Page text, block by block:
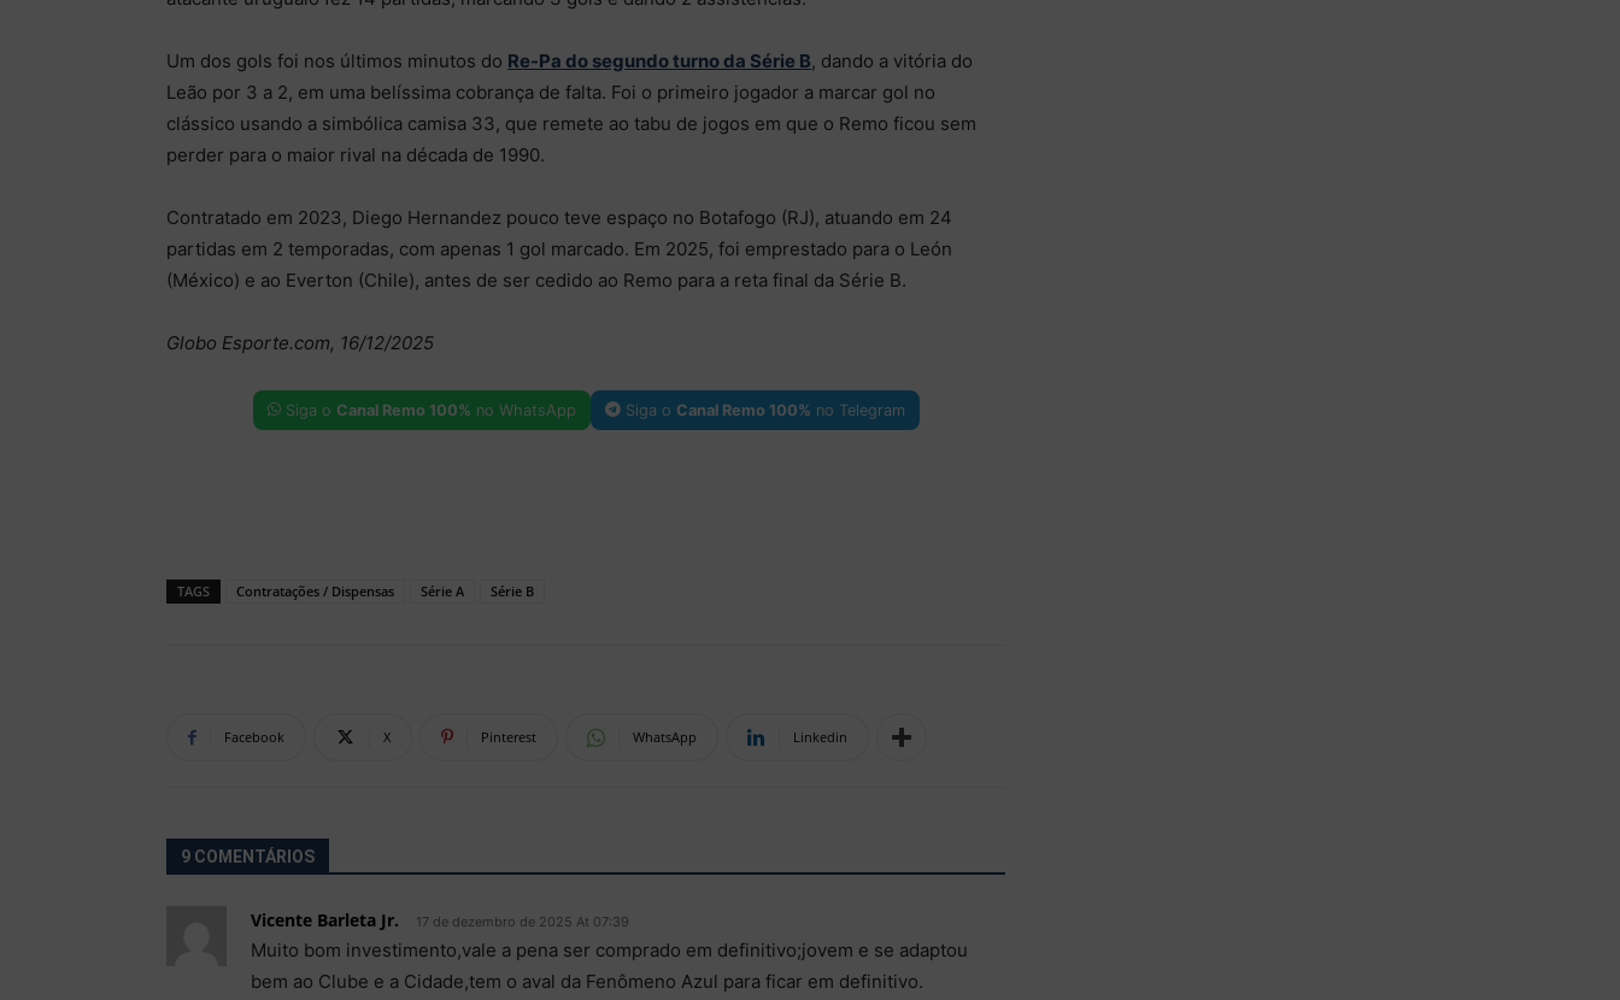
Um dos gols foi nos últimos minutos do Re-Pa do segundo turno da Série B, dando a vitória do
Leão por 3 a 2, em uma belíssima cobrança de falta. Foi o primeiro jogador a marcar gol no
clássico usando a simbólica camisa 33, que remete ao tabu de jogos em que o Remo ficou sem
perder para o maior rival na década de 1990.
Contratado em 2023, Diego Hernandez pouco teve espaço no Botafogo (RJ), atuando em 24
partidas em 2 temporadas, com apenas 1 gol marcado. Em 2025, foi emprestado para o León
(México) e ao Everton (Chile), antes de ser cedido ao Remo para a reta final da Série B.
Globo Esporte.com, 16/12/2025
Siga o Canal Remo 100% no WhatsApp Siga o Canal Remo 100% no Telegram
TAGS Contratações / Dispensas Série A Série B
Facebook X Pinterest WhatsApp Linkedin
9 COMENTÁRIOS
Vicente Barleta Jr. 17 de dezembro de 2025 At 07:39
Muito bom investimento,vale a pena ser comprado em definitivo;jovem e se adaptou
bem ao Clube e a Cidade,tem o aval da Fenômeno Azul para ficar em definitivo.